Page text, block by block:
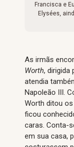
Francisca e
Elysées,
As irmãs
Worth, dirigida
atendia
Napoleão III.
Worth ditou
ficou
caras. Conta-
em sua casa,